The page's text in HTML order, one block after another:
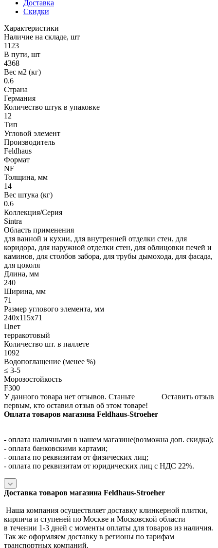
Доставка
Скидки
Характеристики
Наличие на складе, шт
1123
В пути, шт
4368
Вес м2 (кг)
0.6
Страна
Германия
Количество штук в упаковке
12
Тип
Угловой элемент
Производитель
Feldhaus
Формат
NF
Толщина, мм
14
Вес штука (кг)
0.6
Коллекция/Серия
Sintra
Область применения
для ванной и кухни, для внутренней отделки стен, для
коридора, для наружной отделки стен, для облицовки печей и
каминов, для столбов забора, для трубы дымохода, для фасада,
для цоколя
Длина, мм
240
Ширина, мм
71
Размер углового элемента, мм
240x115x71
Цвет
терракотовый
Количество шт. в паллете
1092
Водопоглащение (менее %)
≤ 3-5
Морозостойкость
F300
Оставить отзыв
У данного товара нет отзывов. Станьте
первым, кто оставил отзыв об этом товаре!
Оплата товаров магазина Feldhaus-Stroeher
- оплата наличными в нашем магазине(возможна доп. скидка);
- оплата банковскими картами;
- оплата по реквизитам от физических лиц;
- оплата по реквизитам от юридических лиц с НДС 22%.
Доставка товаров магазина Feldhaus-Stroeher
Наша компания осуществляет доставку клинкерной плитки,
кирпича и ступеней по Москве и Московской области
в течении 1-3 дней с моменты оплаты для товаров из наличия.
Так же оформляем доставку в регионы по тарифам
транспортных компаний.